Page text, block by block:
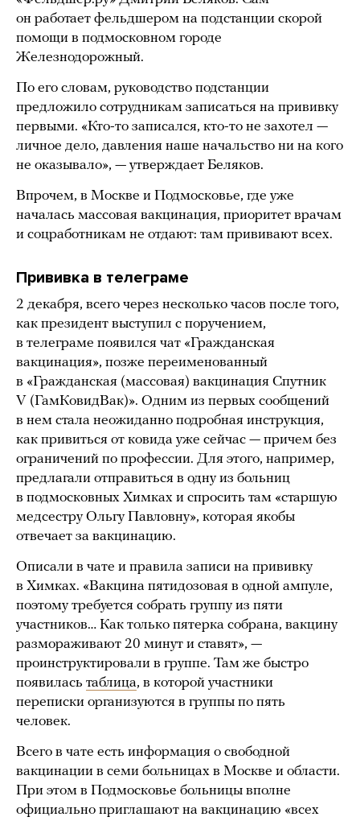
он работает фельдшером на подстанции скорой
помощи в подмосковном городе
Железнодорожный.
По его словам, руководство подстанции
предложило сотрудникам записаться на прививку
первыми. «Кто-то записался, кто-то не захотел —
личное дело, давления наше начальство ни на кого
не оказывало», — утверждает Беляков.
Впрочем, в Москве и Подмосковье, где уже
началась массовая вакцинация, приоритет врачам
и соцработникам не отдают: там прививают всех.
Прививка в телеграме
2 декабря, всего через несколько часов после того,
как президент выступил с поручением,
в телеграме появился чат «Гражданская
вакцинация», позже переименованный
в «Гражданская (массовая) вакцинация Спутник
V (ГамКовидВак)». Одним из первых сообщений
в нем стала неожиданно подробная инструкция,
как привиться от ковида уже сейчас — причем без
ограничений по профессии. Для этого, например,
предлагали отправиться в одну из больниц
в подмосковных Химках и спросить там «старшую
медсестру Ольгу Павловну», которая якобы
отвечает за вакцинацию.
Описали в чате и правила записи на прививку
в Химках. «Вакцина пятидозовая в одной ампуле,
поэтому требуется собрать группу из пяти
участников… Как только пятерка собрана, вакцину
размораживают 20 минут и ставят», —
проинструктировали в группе. Там же быстро
появилась таблица, в которой участники
переписки организуются в группы по пять
человек.
Всего в чате есть информация о свободной
вакцинации в семи больницах в Москве и области.
При этом в Подмосковье больницы вполне
официально приглашают на вакцинацию «всех